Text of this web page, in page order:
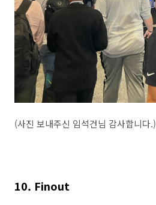
(사진 보내주신 임석건님 감사합니다.)
10. Finout